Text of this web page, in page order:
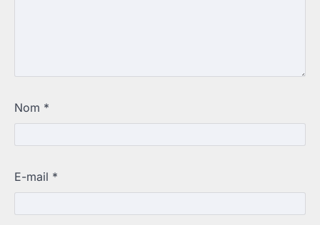
Nom *
E-mail *